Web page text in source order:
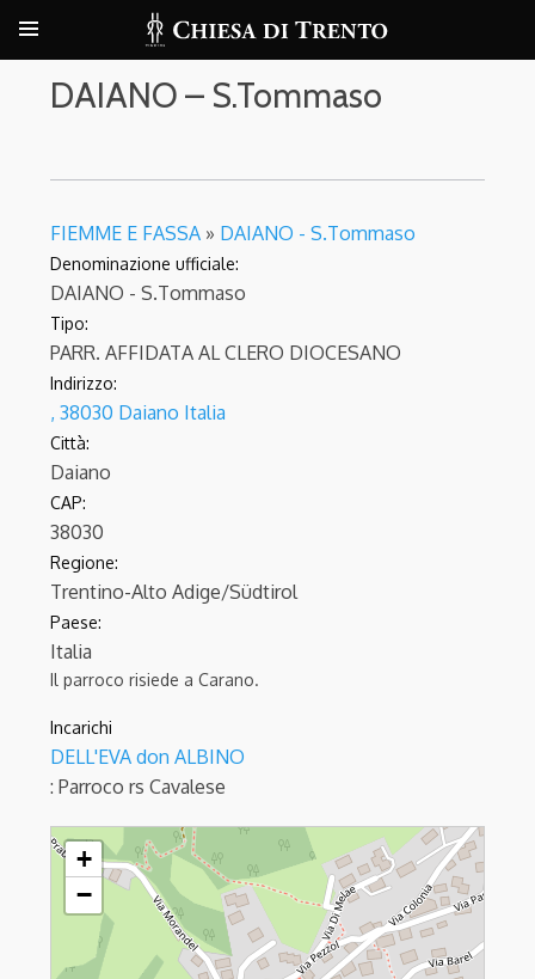
DAIANO – S.Tommaso
FIEMME E FASSA » DAIANO - S.Tommaso
Denominazione ufficiale:
DAIANO - S.Tommaso
Tipo:
PARR. AFFIDATA AL CLERO DIOCESANO
Indirizzo:
, 38030 Daiano Italia
Città:
Daiano
CAP:
38030
Regione:
Trentino-Alto Adige/Südtirol
Paese:
Italia
Il parroco risiede a Carano.
Incarichi
DELL'EVA don ALBINO
: Parroco rs Cavalese
DAIANO - S.Tommaso
+
−